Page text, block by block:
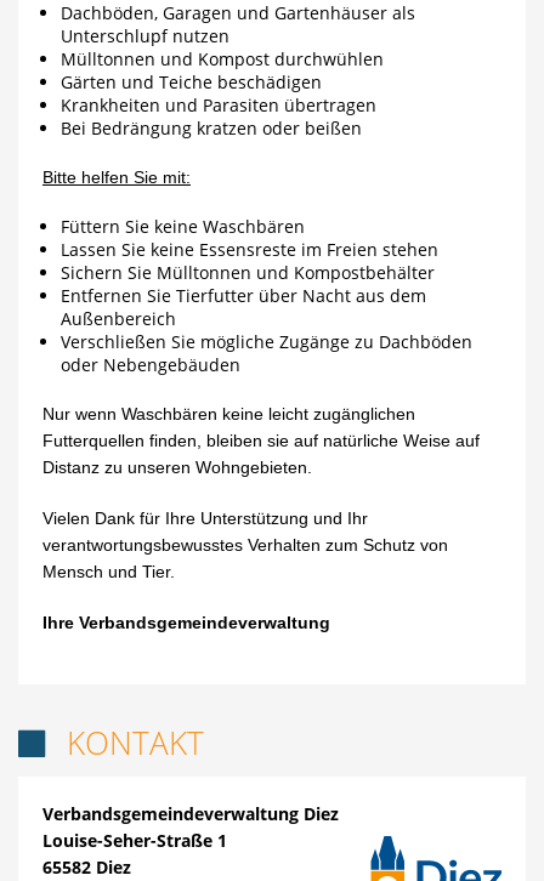
Dachböden, Garagen und Gartenhäuser als
Unterschlupf nutzen
Mülltonnen und Kompost durchwühlen
Gärten und Teiche beschädigen
Krankheiten und Parasiten übertragen
Bei Bedrängung kratzen oder beißen
Bitte helfen Sie mit:
Füttern Sie keine Waschbären
Lassen Sie keine Essensreste im Freien stehen
Sichern Sie Mülltonnen und Kompostbehälter
Entfernen Sie Tierfutter über Nacht aus dem
Außenbereich
Verschließen Sie mögliche Zugänge zu Dachböden
oder Nebengebäuden
Nur wenn Waschbären keine leicht zugänglichen
Futterquellen finden, bleiben sie auf natürliche Weise auf
Distanz zu unseren Wohngebieten.
Vielen Dank für Ihre Unterstützung und Ihr
verantwortungsbewusstes Verhalten zum Schutz von
Mensch und Tier.
Ihre Verbandsgemeindeverwaltung
KONTAKT
Verbandsgemeindeverwaltung Diez
Louise-Seher-Straße 1
65582 Diez